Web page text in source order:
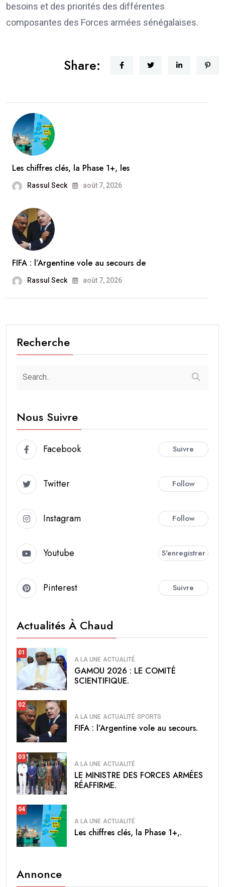
besoins et des priorités des différentes
composantes des Forces armées sénégalaises.
Share:
Les chiffres clés, la Phase 1+, les
Rassul Seck août 7, 2026
FIFA : l’Argentine vole au secours de
Rassul Seck août 7, 2026
Recherche
Nous Suivre
Facebook Suivre
Twitter Follow
Instagram Follow
Youtube S'enregistrer
Pinterest Suivre
Actualités À Chaud
01
A LA UNE ACTUALITÉ
GAMOU 2026 : LE COMITÉ
SCIENTIFIQUE.
02
A LA UNE ACTUALITÉ SPORTS
FIFA : l’Argentine vole au secours.
03
A LA UNE ACTUALITÉ
LE MINISTRE DES FORCES ARMÉES
RÉAFFIRME.
04
A LA UNE ACTUALITÉ
Les chiffres clés, la Phase 1+,.
Annonce